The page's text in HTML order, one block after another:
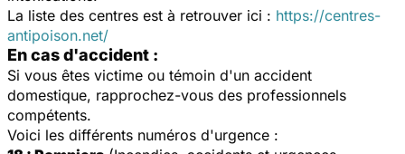
La liste des centres est à retrouver ici : https://centres-
antipoison.net/
En cas d'accident :
Si vous êtes victime ou témoin d'un accident
domestique, rapprochez-vous des professionnels
compétents.
Voici les différents numéros d'urgence :